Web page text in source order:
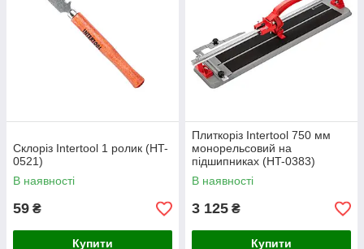
Склоріз Intertool 1 ролик (HT-
0521)
В наявності
59 ₴
Купити
Плиткоріз Intertool 750 мм
монорельсовий на
підшипниках (HT-0383)
В наявності
3 125 ₴
Купити